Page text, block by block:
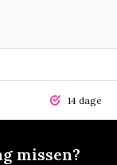
14 dagen
missen?